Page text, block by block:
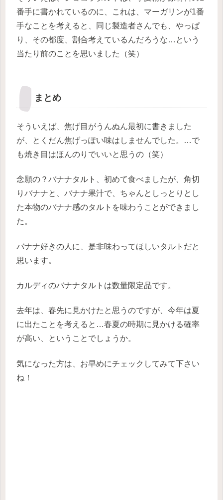
番手に書かれているのに、これは、マーガリンが1番
手なことを考えると、同じ製造者さんでも、やっぱ
り、その都度、割合考えているんだろうな…という
当たり前のことを思いました（笑）
まとめ
そういえば、焦げ目がうんぬん最初に書きました
が、とくだん焦げっぽい味はしませんでした。…で
も焼き目はほんのりでいいと思うの（笑）
念願の？バナナタルト、初めて食べましたが、角切
りバナナと、バナナ果汁で、ちゃんとしっとりとし
た本物のバナナ感のタルトを味わうことができまし
た。
バナナ好きの人に、是非味わってほしいタルトだと
思います。
カルディのバナナタルトは数量限定品です。
去年は、春先に見かけたと思うのですが、今年は夏
に出たことを考えると…春夏の時期に見かける確率
が高い、ということでしょうか。
気になった方は、お早めにチェックしてみて下さい
ね！